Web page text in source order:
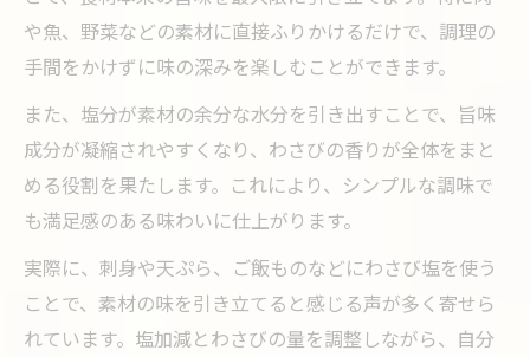
や魚、野菜などの素材に直接ふりかけるだけで、調理の
手間をかけずに味の深みを楽しむことができます。
また、塩分が素材の余分な水分を引き出すことで、旨味
成分が凝縮されやすくなり、わさびの香りが全体をまと
める役割を果たします。これにより、シンプルな調味で
も満足感のある味わいに仕上がります。
実際に、刺身や天ぷら、ご飯ものなどにわさび塩を使う
ことで、素材の味を引き立てると感じる声が多く寄せら
れています。塩加減とわさびの量を調整しながら、自分